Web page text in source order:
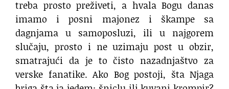
treba prosto preživeti, a hvala Bogu danas
imamo i posni majonez i škampe sa
dagnjama u samoposluzi, ili u najgorem
slučaju, prosto i ne uzimaju post u obzir,
smatrajući da je to čisto nazadnjaštvo za
verske fanatike. Ako Bog postoji, šta Njaga